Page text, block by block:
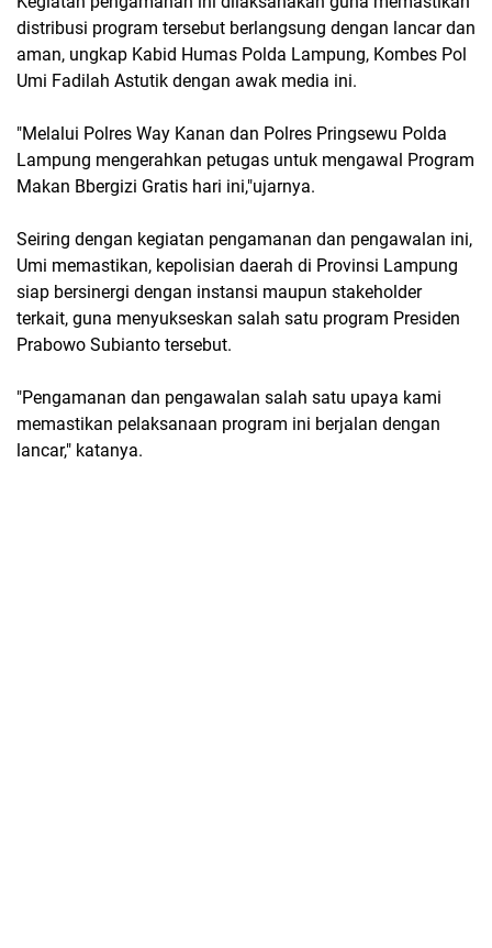
distribusi program tersebut berlangsung dengan lancar dan
aman, ungkap Kabid Humas Polda Lampung, Kombes Pol
Umi Fadilah Astutik dengan awak media ini.
"Melalui Polres Way Kanan dan Polres Pringsewu Polda
Lampung mengerahkan petugas untuk mengawal Program
Makan Bbergizi Gratis hari ini,"ujarnya.
Seiring dengan kegiatan pengamanan dan pengawalan ini,
Umi memastikan, kepolisian daerah di Provinsi Lampung
siap bersinergi dengan instansi maupun stakeholder
terkait, guna menyukseskan salah satu program Presiden
Prabowo Subianto tersebut.
"Pengamanan dan pengawalan salah satu upaya kami
memastikan pelaksanaan program ini berjalan dengan
lancar," katanya.